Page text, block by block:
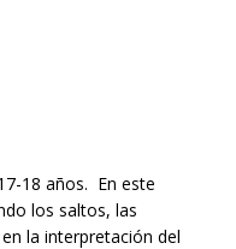
18 años. En este
los saltos, las
la interpretación del